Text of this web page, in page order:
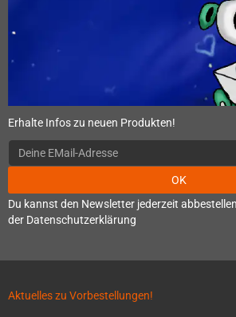
Erhalte Infos zu neuen Produkten!
OK
Du kannst den Newsletter jederzeit
der Datenschutzerklärung
Aktuelles zu Vorbestellungen!